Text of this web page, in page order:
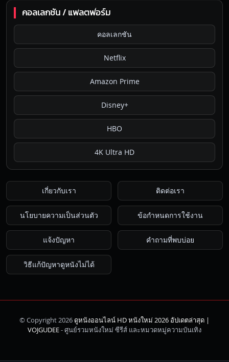
คอลเลกชัน / แพลตฟอร์ม
คอลเลกชัน
Netflix
Amazon Prime
Disney+
HBO
4K Ultra HD
เกี่ยวกับเรา ติดต่อเรา
นโยบายความเป็นส่วนตัว ข้อกำหนดการใช้งาน
แจ้งปัญหา คำถามที่พบบ่อย
วิธีแก้ปัญหาดูหนังไม่ได้
© Copyright 2026ดูหนังออนไลน์ HD หนังใหม่ 2026 อัปเดตล่าสุด |
VOJGUDEE- ศูนย์รวมหนังใหม่ ซีรีส์ และหมวดหมู่ความบันเทิง
ค้นหา